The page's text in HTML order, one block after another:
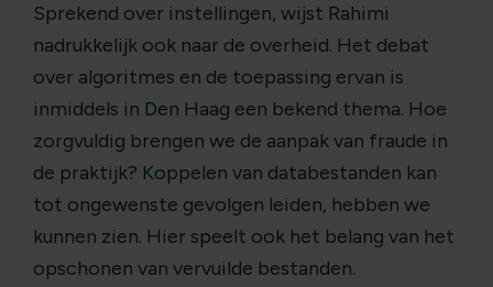
Sprekend over instellingen, wijst Rahimi
nadrukkelijk ook naar de overheid. Het debat
over algoritmes en de toepassing ervan is
inmiddels in Den Haag een bekend thema. Hoe
zorgvuldig brengen we de aanpak van fraude in
de praktijk? Koppelen van databestanden kan
tot ongewenste gevolgen leiden, hebben we
kunnen zien. Hier speelt ook het belang van het
opschonen van vervuilde bestanden.